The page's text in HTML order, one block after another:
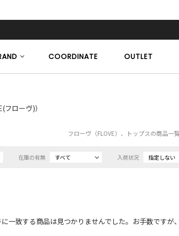
COORDINATE OUTLET
フローヴ)）
フローヴ（FLOVE）、トップスの商品一
在庫の有無 すべて 入荷状況 指定しない
一致する商品は見つかりませんでした。お手数ですが